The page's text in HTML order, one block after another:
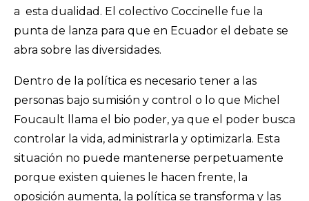
a esta dualidad. El colectivo Coccinelle fue la
punta de lanza para que en Ecuador el debate se
abra sobre las diversidades.
Dentro de la política es necesario tener a las
personas bajo sumisión y control o lo que Michel
Foucault llama el bio poder, ya que el poder busca
controlar la vida, administrarla y optimizarla. Esta
situación no puede mantenerse perpetuamente
porque existen quienes le hacen frente, la
oposición aumenta, la política se transforma y las